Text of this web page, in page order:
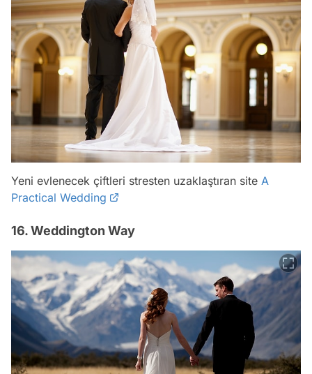
Yeni evlenecek çiftleri stresten uzaklaştıran site A
Practical Wedding
16. Weddington Way